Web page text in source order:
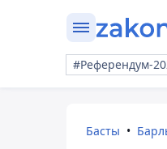
#Референдум-
Басты